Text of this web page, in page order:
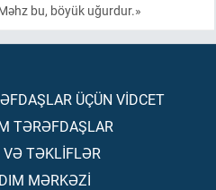
bu, böyük uğurdur.»
ÜÇÜN VİDCET
TƏRƏFDAŞLAR
VƏ TƏKLİFLƏR
MƏRKƏZİ